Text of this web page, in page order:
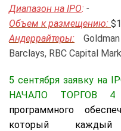
Диапазон на IPO: -
Объем к размещению:
Андеррайтеры:
Barclays, RBC Capital
5 сентября заявку на
НАЧАЛО ТОРГОВ 4
программного
который каждый